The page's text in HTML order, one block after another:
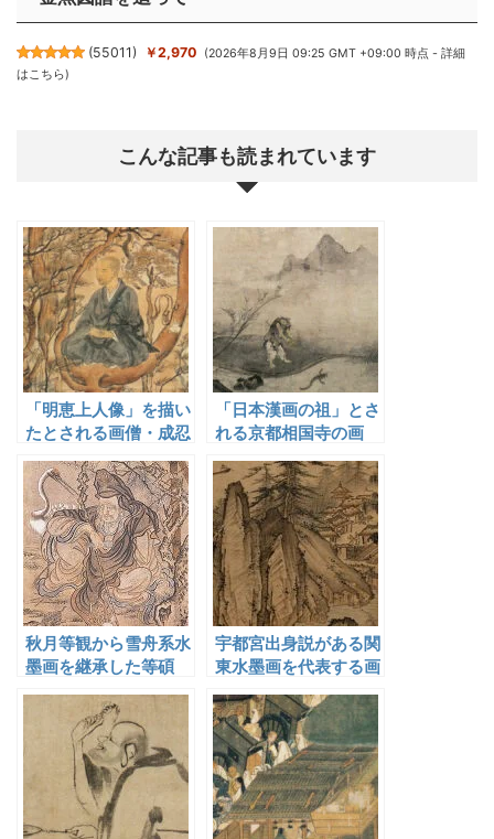
(55011) ￥2,970 (2026年8月9日 09:25 GMT +09:00 時点 -詳細
はこちら)
こんな記事も読まれています
「明恵上人像」を描い
たとされる画僧・成忍
「日本漢画の祖」とさ
れる京都相国寺の画
秋月等観から雪舟系水
墨画を継承した等碩
宇都宮出身説がある関
東水墨画を代表する画